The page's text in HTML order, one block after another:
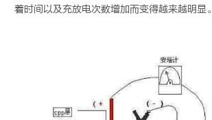
着时间以及充放电次数增加而变得越来越明显。